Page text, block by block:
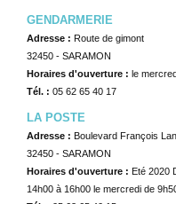
GENDARMERIE
Adresse : Route de gimont
32450 - SARAMON
Horaires d'ouverture : le
Tél. : 05 62 65 40 17
LA POSTE
Adresse : Boulevard François
32450 - SARAMON
Horaires d'ouverture : Eté 2020
14h00 à 16h00 le mercredi de